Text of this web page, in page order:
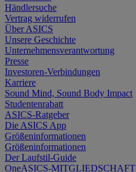
Händlersuche
Vertrag widerrufen
Über ASICS
Unsere Geschichte
Unternehmensverantwortung
Presse
Investoren-Verbindungen
Karriere
Sound Mind, Sound Body Impact
Studentenrabatt
ASICS-Ratgeber
Die ASICS App
Größeninformationen
Größeninformationen
Der Laufstil-Guide
OneASICS-MITGLIEDSCHAFT